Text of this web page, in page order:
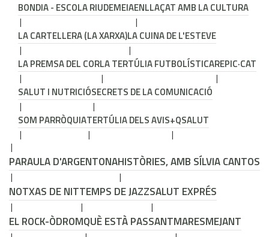
BONDIA - ESCOLA RIUDEMEIAENLLAÇAT AMB LA CULTURA
LA CARTELLERA (LA XARXA)LA CUINA DE L'ESTEVE
LA PREMSA DEL CORLA TERTÚLIA FUTBOLÍSTICAREPIC·CAT
SALUT I NUTRICIÓSECRETS DE LA COMUNICACIÓ
SOM PARRÒQUIATERTÚLIA DELS AVIS+QSALUT
PARAULA D'ARGENTONAHISTÒRIES, AMB SÍLVIA CANTOS
NOTXAS DE NITTEMPS DE JAZZSALUT EXPRÉS
EL ROCK-ÒDROMQUÈ ESTÀ PASSANTMARESMEJANT